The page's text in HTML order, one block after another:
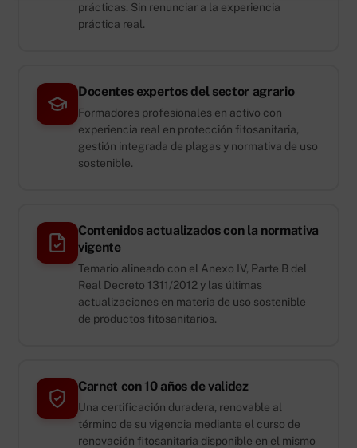
prácticas. Sin renunciar a la experiencia
práctica real.
Docentes expertos del sector agrario
Formadores profesionales en activo con
experiencia real en protección fitosanitaria,
gestión integrada de plagas y normativa de uso
sostenible.
Contenidos actualizados con la normativa
vigente
Temario alineado con el Anexo IV, Parte B del
Real Decreto 1311/2012 y las últimas
actualizaciones en materia de uso sostenible
de productos fitosanitarios.
Carnet con 10 años de validez
Una certificación duradera, renovable al
término de su vigencia mediante el curso de
renovación fitosanitaria disponible en el mismo